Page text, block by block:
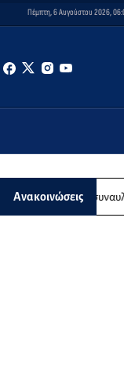
Πέμπτη, 6 Αυγούστου 2026,
Ανακοινώσεις
συναυλίας